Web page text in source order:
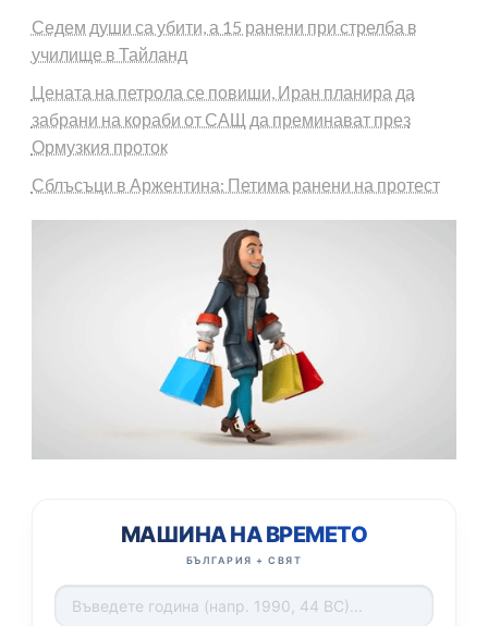
Седем души са убити, а 15 ранени при стрелба в
училище в Тайланд
Цената на петрола се повиши, Иран планира да
забрани на кораби от САЩ да преминават през
Ормузкия проток
Сблъсъци в Аржентина: Петима ранени на протест
МАШИНА НА ВРЕМЕТО
БЪЛГАРИЯ + СВЯТ